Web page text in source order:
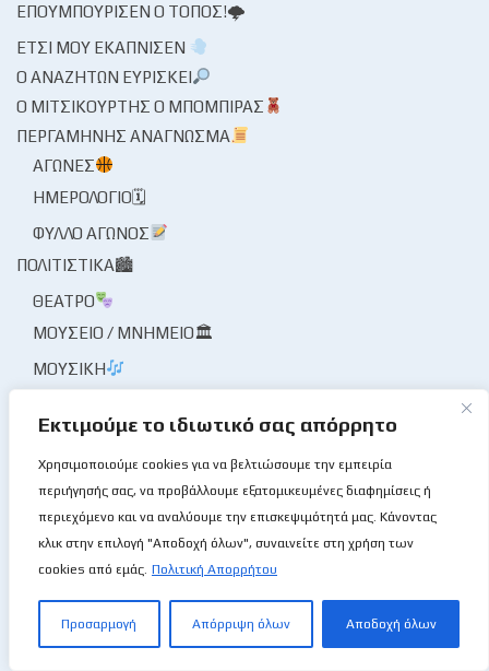
Εκτιμούμε το ιδιωτικό σας απόρρητο
Χρησιμοποιούμε cookies για να βελτιώσουμε την εμπειρία
περιήγησής σας, να προβάλλουμε εξατομικευμένες διαφημίσεις ή
περιεχόμενο και να αναλύουμε την επισκεψιμότητά μας. Κάνοντας
κλικ στην επιλογή "Αποδοχή όλων", συναινείτε στη χρήση των
cookies από εμάς. Πολιτική Απορρήτου
Προσαρμογή Απόρριψη όλων Αποδοχή όλων
ΕΠΟΥΜΠΟΎΡΙΣΕΝ Ο ΤΌΠΟΣ!🌩
ΈΤΣΙ ΜΟΥ ΕΚΆΠΝΙΣΕΝ
Ο ΑΝΑΖΗΤΏΝ ΕΥΡΊΣΚΕΙ
Ο ΜΙΤΣΙΚΟΥΡΤΉΣ Ο ΜΠΌΜΠΙΡΑΣ
ΠΕΡΓΑΜΗΝΉΣ ΑΝΆΓΝΩΣΜΑ
ΑΓΏΝΕΣ
ΗΜΕΡΟΛΌΓΙΟ🗓
ΦΎΛΛΟ ΑΓΏΝΟΣ
ΠΟΛΙΤΙΣΤΙΚΆ🏙
ΘΈΑΤΡΟ
ΜΟΥΣΕΊΟ / ΜΝΗΜΕΊΟ🏛
ΜΟΥΣΙΚΉ
ΠΡΌΣΩΠΑ
ΣΥΝΈΝΤΕΥΞΗ🎙
ΤΟ ΜΠΆΣΚΕΤ ΜΟΥ ΤΟ ΛΛΊΟΝ
ΦΑΚΌΣ / ΜΑΓΝΗΤΟΣΚΌΠΙΟ
ΦΟΡΕΊΣ ΑΘΛΗΤΙΣΜΟΎ
ΔΙΑΙΤΗΣΊΑ
ΚΟΜΙΣΆΡΙΟΙ